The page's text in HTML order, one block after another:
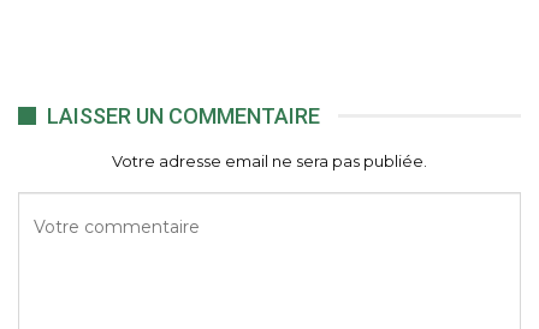
LAISSER UN COMMENTAIRE
Votre adresse email ne sera pas publiée.